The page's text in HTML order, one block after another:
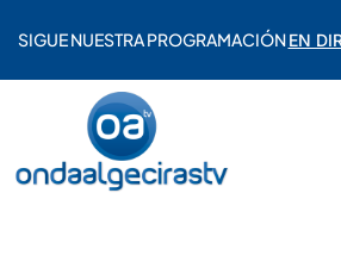
SIGUE NUESTRA PROGRAMACIÓNEN